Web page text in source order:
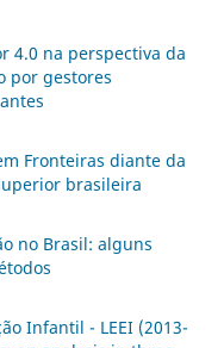
4.0 na perspectiva da
por gestores
Fronteiras diante da
brasileira
no Brasil: alguns
Infantil - LEEI (2013-